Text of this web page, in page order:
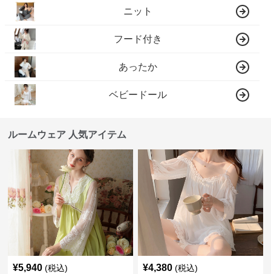
ニット
フード付き
あったか
ベビードール
ルームウェア 人気アイテム
¥5,940 (税込) ¥4,380 (税込)